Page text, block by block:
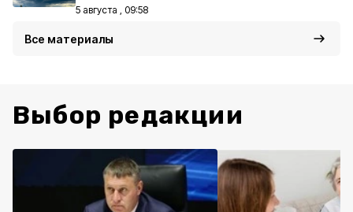
5 августа , 09:58
Все материалы
Выбор редакции